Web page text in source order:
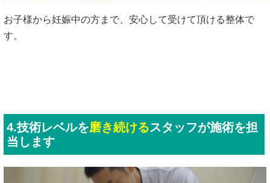
お子様から妊娠中の方まで、安心して受けて頂ける整体で
す。
4.技術レベルを磨き続けるスタッフが施術を担
当します